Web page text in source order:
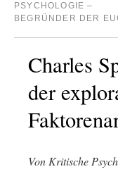
PSYCHOLOGIE –
BEGRÜNDER DER
Charles
der
Von Kritische